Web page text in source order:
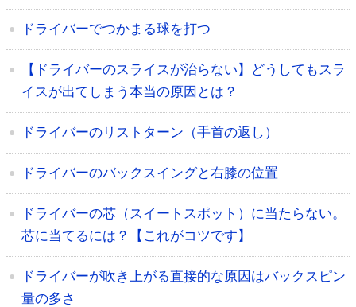
ドライバーでつかまる球を打つ
【ドライバーのスライスが治らない】どうしてもスラ
イスが出てしまう本当の原因とは？
ドライバーのリストターン（手首の返し）
ドライバーのバックスイングと右膝の位置
ドライバーの芯（スイートスポット）に当たらない。
芯に当てるには？【これがコツです】
ドライバーが吹き上がる直接的な原因はバックスピン
量の多さ